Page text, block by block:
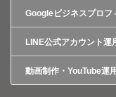
Googleビジネスプロフ
LINE公式アカウント運
動画制作・YouTube運